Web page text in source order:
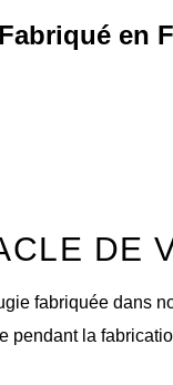
Fabriqué en
DE
fabriquée dans
pendant la